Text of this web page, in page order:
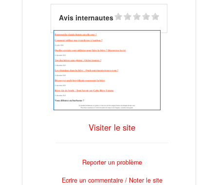
Avis internautes
Visiter le site
Reporter un problème
Ecrire un commentaire / Noter le site